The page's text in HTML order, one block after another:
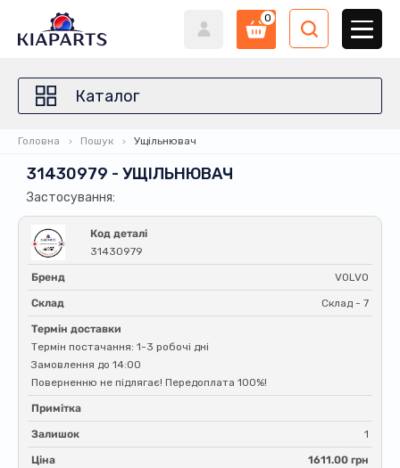
0
Каталог
Головна Пошук Ущільнювач
31430979 - УЩІЛЬНЮВАЧ
Застосування:
Код деталі
31430979
Бренд VOLVO
Склад Склад - 7
Термін доставки
Термін постачання: 1-3 робочі дні
Замовлення до 14:00
Поверненню не підлягає! Передоплата 100%!
Примітка
Залишок 1
Ціна 1611.00 грн